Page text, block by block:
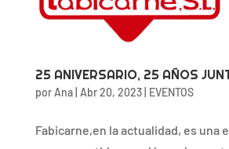
25 ANIVERSARIO, 25 AÑOS
porAna| Abr 20, 2023| EVENTOS
Fabicarne,en la actualidad, es una